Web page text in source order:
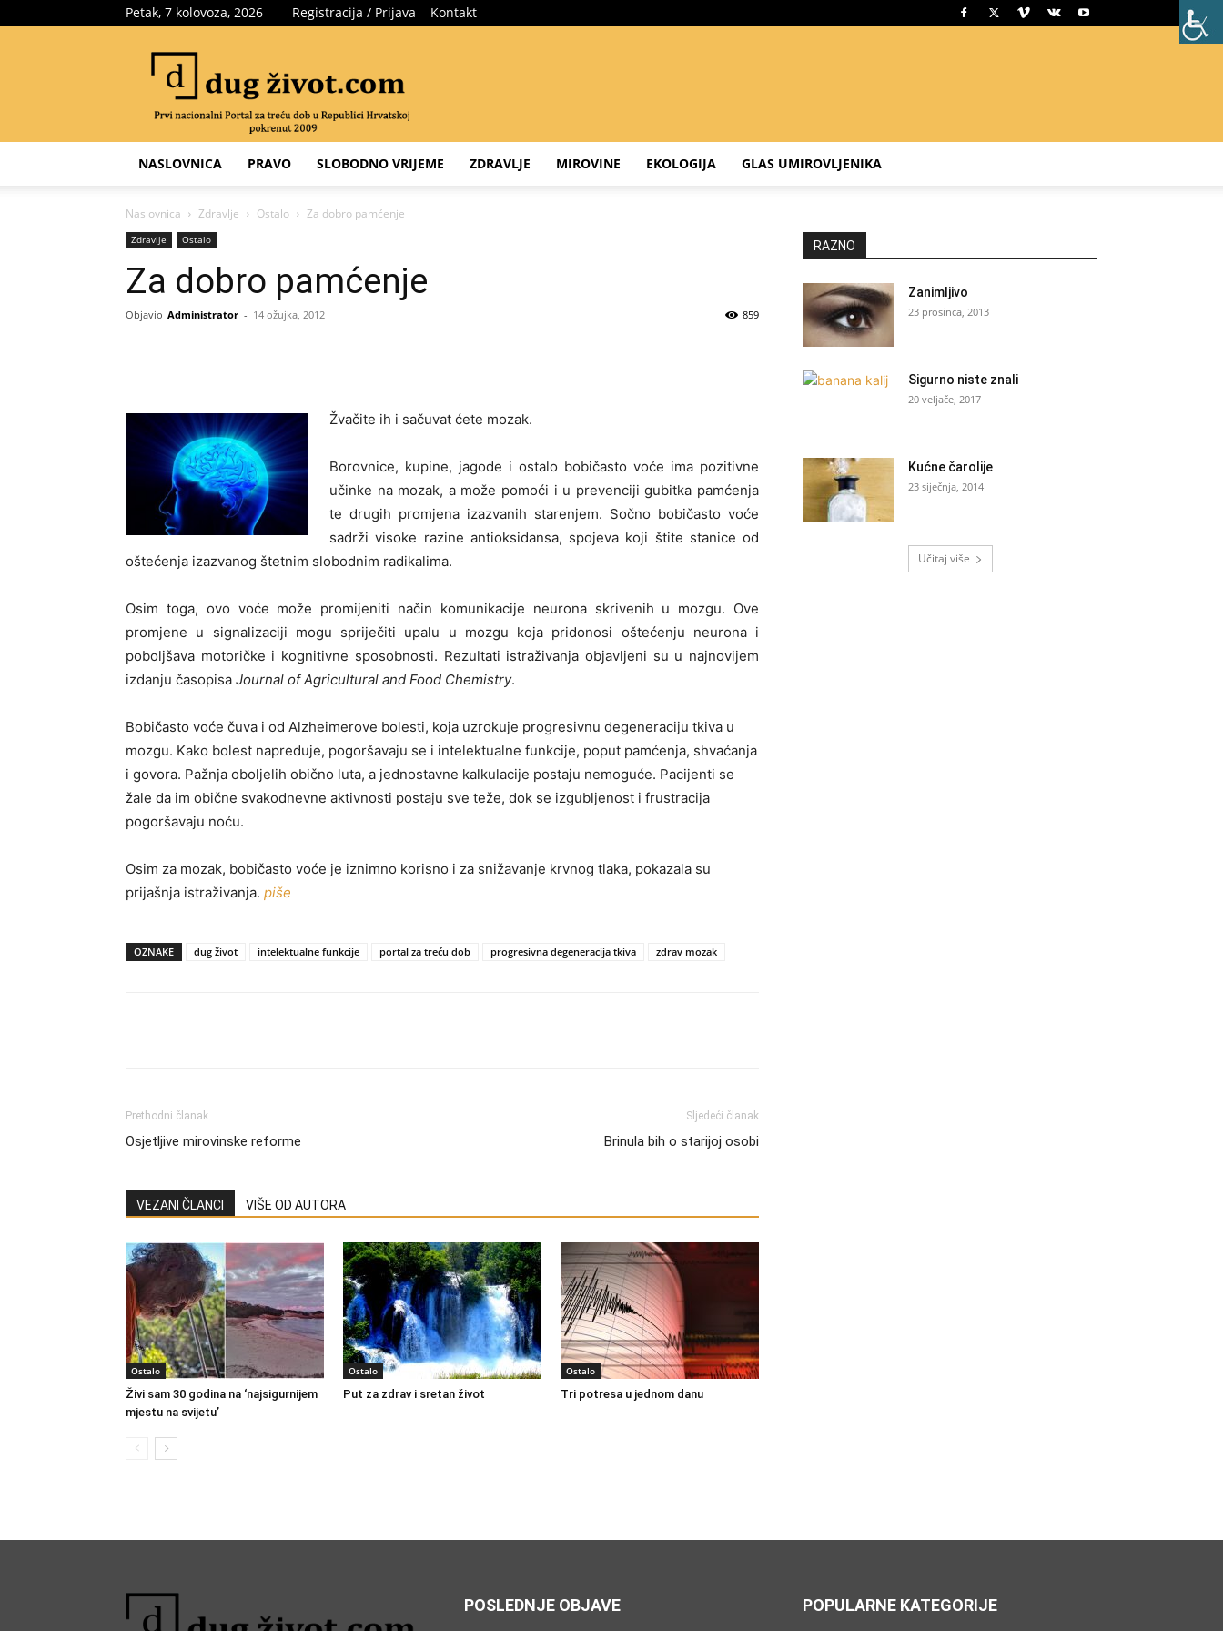
Petak, 7 kolovoza, 2026 Registracija / Prijava Kontakt
za
treću
dob
NASLOVNICA PRAVO SLOBODNO VRIJEME ZDRAVLJE MIROVINE EKOLOGIJA GLAS UMIROVLJENIKA
Naslovnica Zdravlje Ostalo Za dobro pamćenje
Zdravlje Ostalo
Za dobro pamćenje
Objavio Administrator - 14 ožujka, 2012 859
Žvačite ih i sačuvat ćete mozak.
Borovnice, kupine, jagode i ostalo bobičasto voće ima pozitivne
učinke na mozak, a može pomoći i u prevenciji gubitka pamćenja
te drugih promjena izazvanih starenjem. Sočno bobičasto voće
sadrži visoke razine antioksidansa, spojeva koji štite stanice od
oštećenja izazvanog štetnim slobodnim radikalima.
Osim toga, ovo voće može promijeniti način komunikacije neurona skrivenih u mozgu. Ove
promjene u signalizaciji mogu spriječiti upalu u mozgu koja pridonosi oštećenju neurona i
poboljšava motoričke i kognitivne sposobnosti. Rezultati istraživanja objavljeni su u najnovijem
izdanju časopisa Journal of Agricultural and Food Chemistry.
Bobičasto voće čuva i od Alzheimerove bolesti, koja uzrokuje progresivnu degeneraciju tkiva u
mozgu. Kako bolest napreduje, pogoršavaju se i intelektualne funkcije, poput pamćenja, shvaćanja
i govora. Pažnja oboljelih obično luta, a jednostavne kalkulacije postaju nemoguće. Pacijenti se
žale da im obične svakodnevne aktivnosti postaju sve teže, dok se izgubljenost i frustracija
pogoršavaju noću.
Osim za mozak, bobičasto voće je iznimno korisno i za snižavanje krvnog tlaka, pokazala su
prijašnja istraživanja. piše
OZNAKE dug život intelektualne funkcije portal za treću dob progresivna degeneracija tkiva zdrav mozak
Prethodni članak
Osjetljive mirovinske reforme
Sljedeći članak
Brinula bih o starijoj osobi
VEZANI ČLANCI VIŠE OD AUTORA
Ostalo
Živi sam 30 godina na ‘najsigurnijem
mjestu na svijetu’
Ostalo
Put za zdrav i sretan život
Ostalo
Tri potresa u jednom danu
RAZNO
Zanimljivo
23 prosinca, 2013
Sigurno niste znali
20 veljače, 2017
Kućne čarolije
23 siječnja, 2014
Učitaj više
POSLEDNJE OBJAVE POPULARNE KATEGORIJE